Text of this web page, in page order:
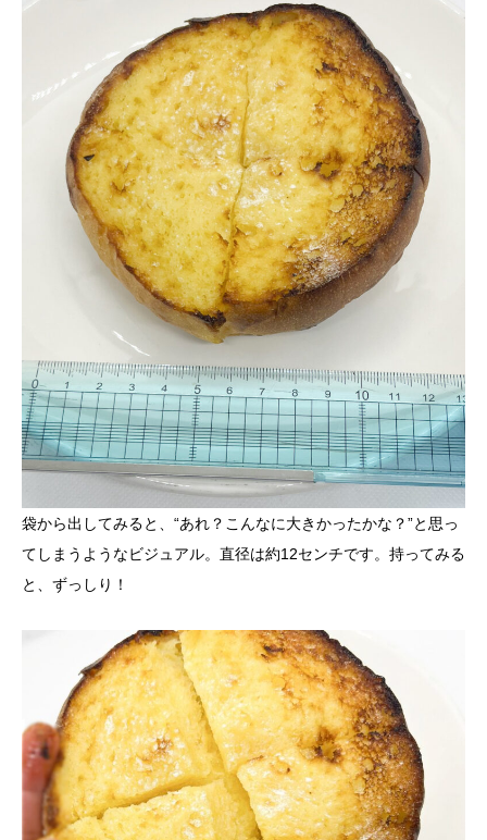
袋から出してみると、“あれ？こんなに大きかったかな？”と思っ
てしまうようなビジュアル。直径は約12センチです。持ってみる
と、ずっしり！